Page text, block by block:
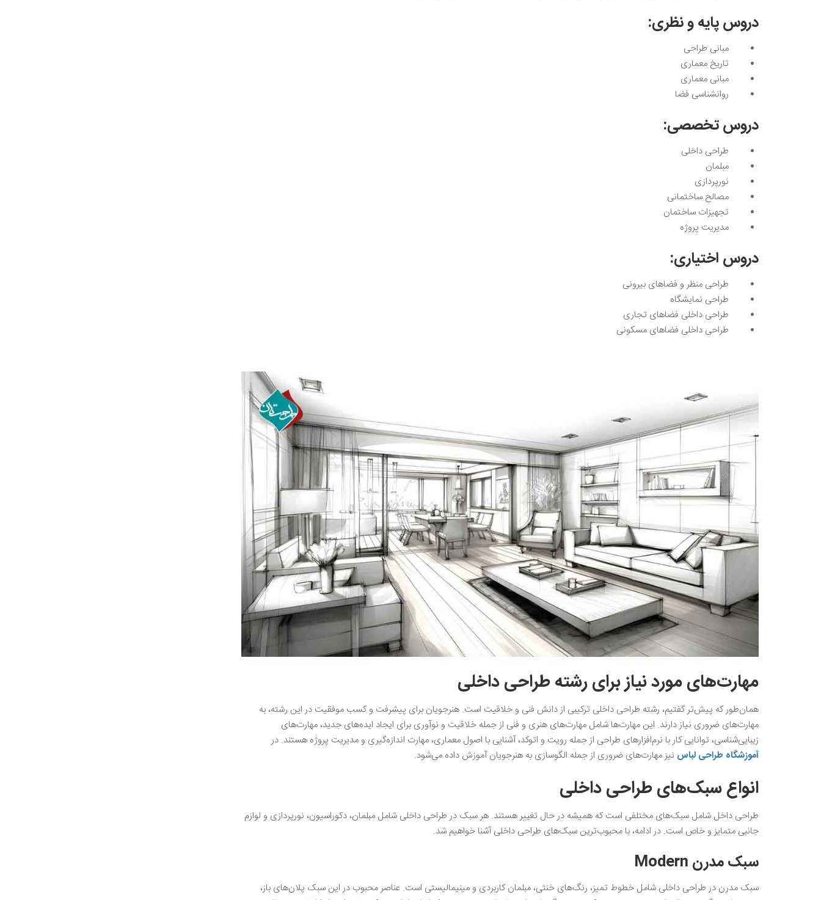
دروس پایه و نظری:
مبانی طراحی
تاریخ معماری
مبانی معماری
روانشناسی فضا
دروس تخصصی:
طراحی داخلی
مبلمان
نورپردازی
مصالح ساختمانی
تجهیزات ساختمان
مدیریت پروژه
دروس اختیاری:
طراحی منظر و فضاهای بیرونی
طراحی نمایشگاه
طراحی داخلی فضاهای تجاری
طراحی داخلی فضاهای مسکونی
مهارت‌های مورد نیاز برای رشته طراحی داخلی
همان‌طور که پیش‌تر گفتیم، رشته طراحی داخلی ترکیبی از دانش فنی و خلاقیت است. هنرجویان برای پیشرفت و کسب موفقیت در این رشته، به
مهارت‌های ضروری نیاز دارند. این مهارت‌ها شامل مهارت‌های هنری و فنی از جمله خلاقیت و نوآوری برای ایجاد ایده‌های جدید، مهارت‌های
زیبایی‌شناسی، توانایی کار با نرم‌افزار‌های طراحی از جمله رویت و اتوکد، آشنایی با اصول معماری، مهارت اندازه‌گیری و مدیریت پروژه هستند. در
آموزشگاه طراحی لباس نیز مهارت‌های ضروری از جمله الگوسازی به هنرجویان آموزش داده می‌شود.
انواع سبک‌های طراحی داخلی
طراحی داخل شامل سبک‌های مختلفی است که همیشه در حال تغییر هستند. هر سبک در طراحی داخلی شامل مبلمان، دکوراسیون، نورپردازی و لوازم
جانبی متمایز و خاص است‌. در ادامه، با محبوب‌ترین سبک‌های طراحی داخلی آشنا خواهیم شد.
سبک مدرن Modern
سبک مدرن در طراحی داخلی شامل خطوط تمیز، رنگ‌های خنثی، مبلمان کاربردی و مینیمالیستی است‌. عناصر محبوب در این سبک پلان‌های باز،